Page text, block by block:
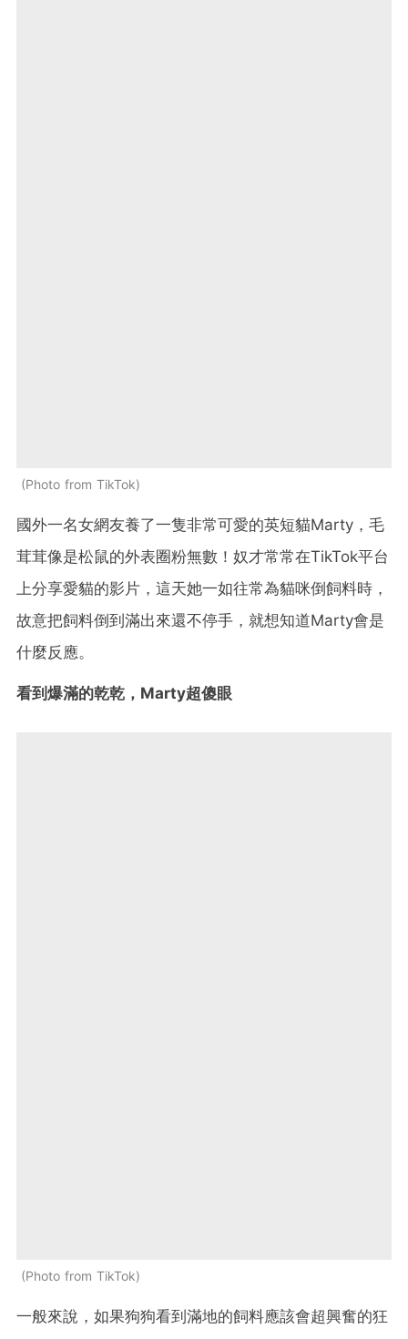
Photo from TikTok
國外一名女網友養了一隻非常可愛的英短貓Marty，毛
茸茸像是松鼠的外表圈粉無數！奴才常常在TikTok平台
上分享愛貓的影片，這天她一如往常為貓咪倒飼料時，
故意把飼料倒到滿出來還不停手，就想知道Marty會是
什麼反應。
看到爆滿的乾乾，Marty超傻眼
Photo from TikTok
一般來說，如果狗狗看到滿地的飼料應該會超興奮的狂